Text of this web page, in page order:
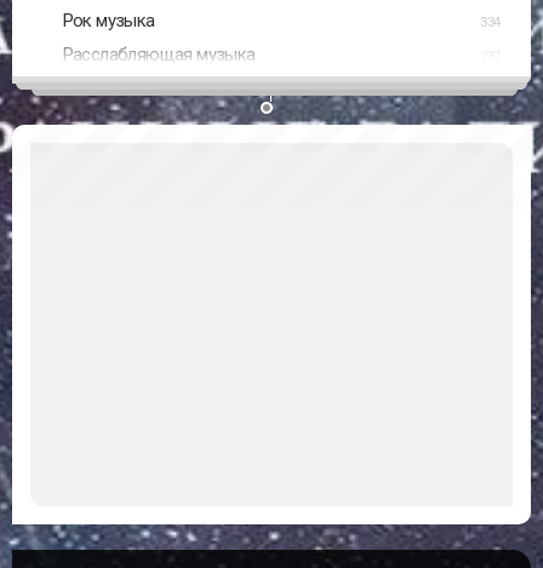
Рок музыка 334
Расслабляющая музыка